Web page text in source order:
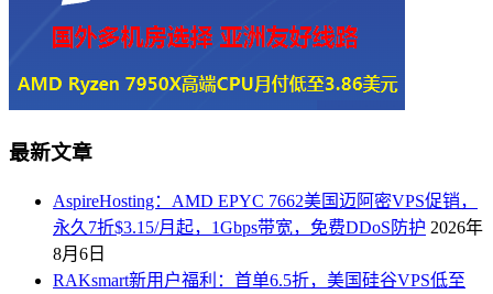
最新文章
AspireHosting：AMD EPYC 7662美国迈阿密VPS促销，
永久7折$3.15/月起，1Gbps带宽，免费DDoS防护 2026年
8月6日
RAKsmart新用户福利：首单6.5折，美国硅谷VPS低至